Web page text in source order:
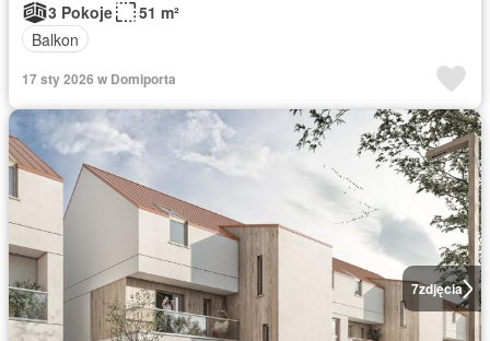
3 Pokoje
51 m²
Balkon
17 sty 2026 w Domiporta
7zdjęcia